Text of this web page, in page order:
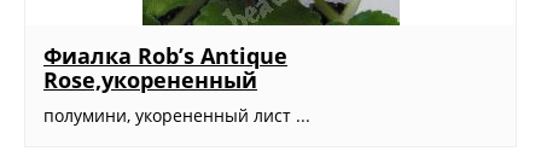
Фиалка Rob’s Antique
Rose,укорененный
полумини, укорененный лист ...